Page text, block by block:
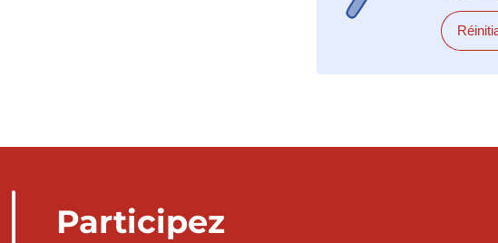
Participez